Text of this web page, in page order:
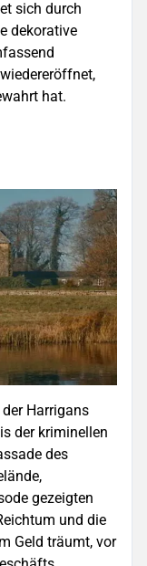
sich durch
dekorative
hat.
Harrigans
der kriminellen
des
gezeigten
und die
Geld träumt, vor